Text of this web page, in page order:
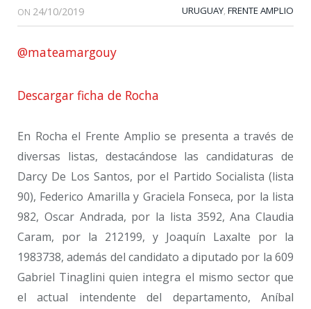
ON 24/10/2019 URUGUAY, FRENTE AMPLIO
@mateamargouy
Descargar ficha de Rocha
En Rocha el Frente Amplio se presenta a través de
diversas listas, destacándose las candidaturas de
Darcy De Los Santos, por el Partido Socialista (lista
90), Federico Amarilla y Graciela Fonseca, por la lista
982, Oscar Andrada, por la lista 3592, Ana Claudia
Caram, por la 212199, y Joaquín Laxalte por la
1983738, además del candidato a diputado por la 609
Gabriel Tinaglini quien integra el mismo sector que
el actual intendente del departamento, Aníbal